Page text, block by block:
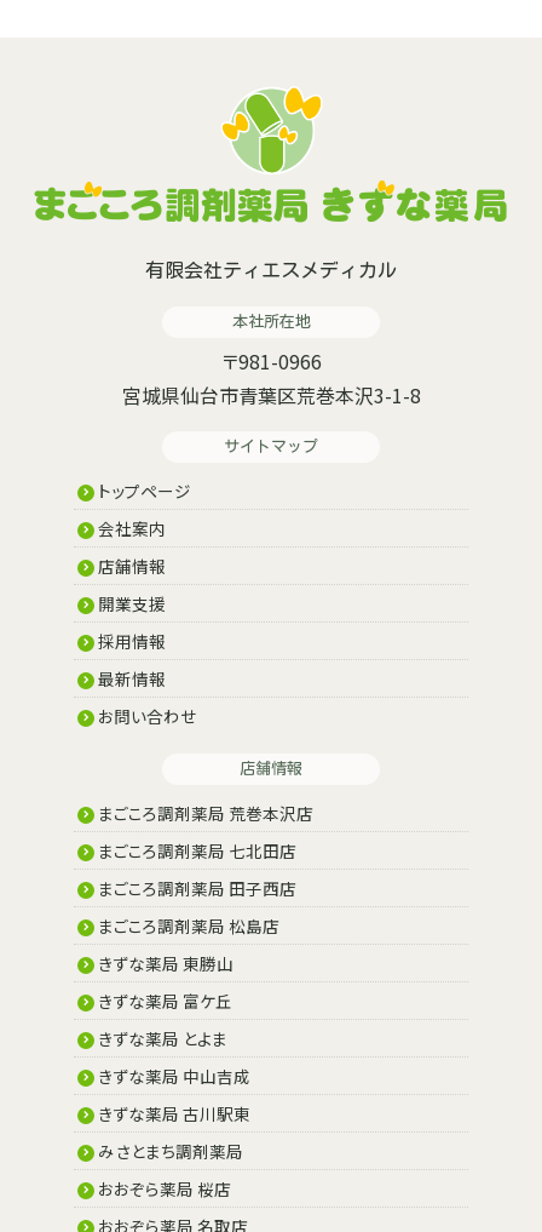
有限会社ティエスメディカル
本社所在地
〒981-0966
宮城県仙台市青葉区荒巻本沢3-1-8
サイトマップ
トップページ
会社案内
店舗情報
開業支援
採用情報
最新情報
お問い合わせ
店舗情報
まごころ調剤薬局 荒巻本沢店
まごころ調剤薬局 七北田店
まごころ調剤薬局 田子西店
まごころ調剤薬局 松島店
きずな薬局 東勝山
きずな薬局 富ケ丘
きずな薬局 とよま
きずな薬局 中山吉成
きずな薬局 古川駅東
みさとまち調剤薬局
おおぞら薬局 桜店
おおぞら薬局 名取店